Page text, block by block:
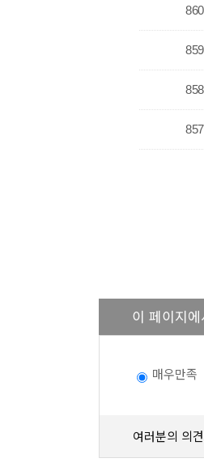
860
859
858
857
이 페이지
매우만족
여러분의 의